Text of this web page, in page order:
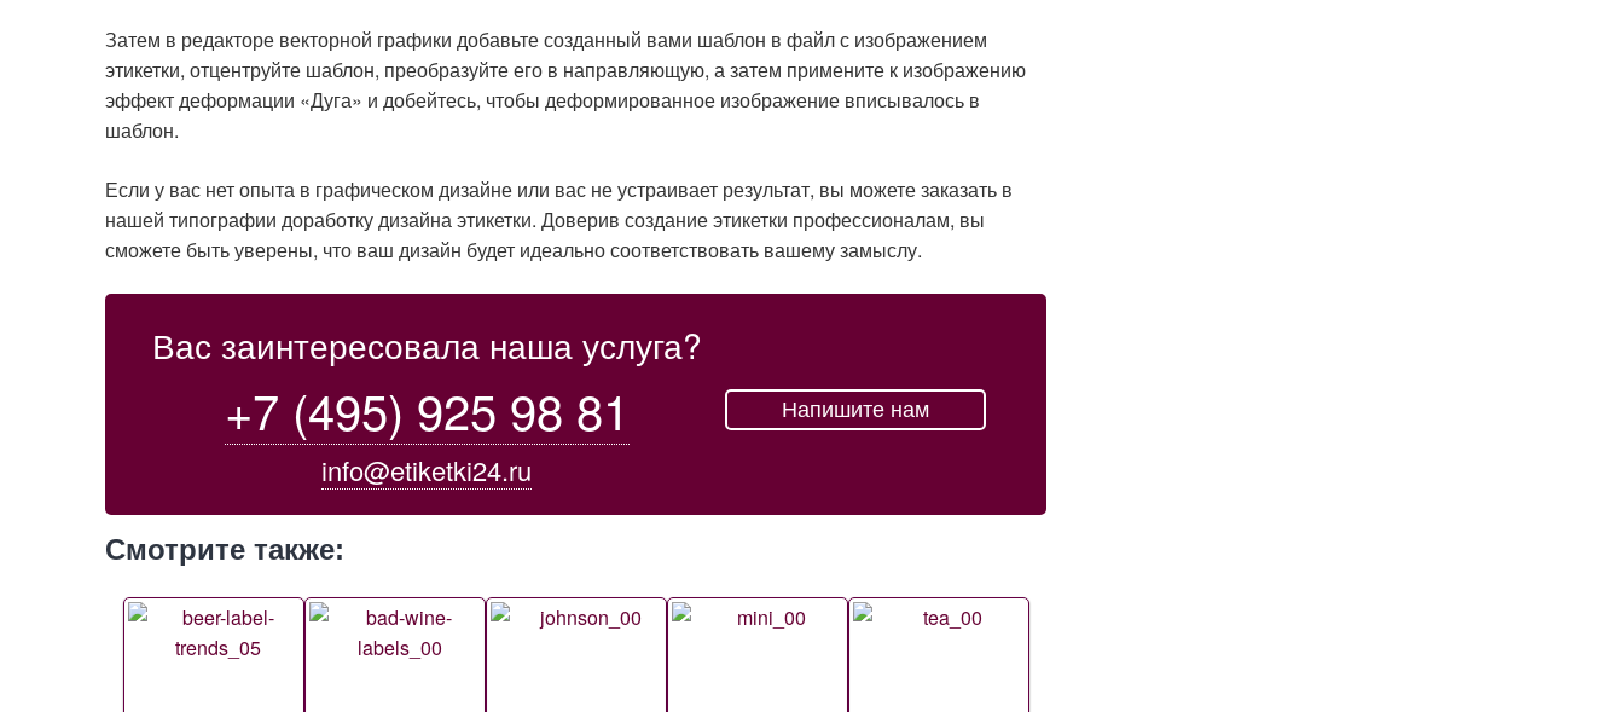
Затем в редакторе векторной графики добавьте созданный вами шаблон в файл с изображением
этикетки, отцентруйте шаблон, преобразуйте его в направляющую, а затем примените к изображению
эффект деформации «Дуга» и добейтесь, чтобы деформированное изображение вписывалось в
шаблон.
Если у вас нет опыта в графическом дизайне или вас не устраивает результат, вы можете заказать в
нашей типографии доработку дизайна этикетки. Доверив создание этикетки профессионалам, вы
сможете быть уверены, что ваш дизайн будет идеально соответствовать вашему замыслу.
Вас заинтересовала наша услуга?
+7 (495) 925 98 81
info@etiketki24.ru
Напишите нам
Смотрите также: